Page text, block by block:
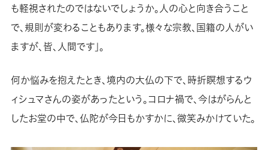
も軽視されたのではないでしょうか。人の心と向き合うこと
で、規則が変わることもあります。様々な宗教、国籍の人がい
ますが、皆、人間です」。
何か悩みを抱えたとき、境内の大仏の下で、時折瞑想するウ
ィシュマさんの姿があったという。コロナ禍で、今はがらんと
したお堂の中で、仏陀が今日もかすかに、微笑みかけていた。